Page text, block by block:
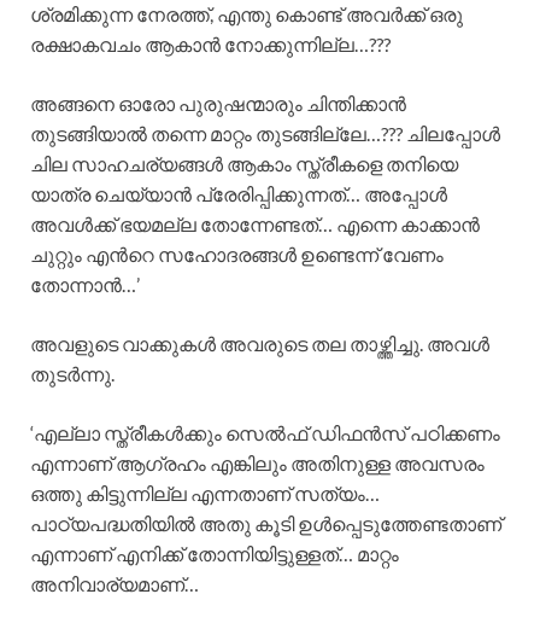
ശ്രമിക്കുന്ന നേരത്ത്, എന്തു കൊണ്ട് അവര്‍ക്ക് ഒരു
രക്ഷാകവചം ആകാന്‍ നോക്കുന്നില്ല…???
അങ്ങനെ ഓരോ പുരുഷന്മാരും ചിന്തിക്കാന്‍
തുടങ്ങിയാല്‍ തന്നെ മാറ്റം തുടങ്ങില്ലേ…??? ചിലപ്പോള്‍
ചില സാഹചര്യങ്ങള്‍ ആകാം സ്ത്രീകളെ തനിയെ
യാത്ര ചെയ്യാന്‍ പ്രേരിപ്പിക്കുന്നത്… അപ്പോള്‍
അവള്‍ക്ക് ഭയമല്ല തോന്നേണ്ടത്… എന്നെ കാക്കാന്‍
ചുറ്റും എന്‍റെ സഹോദരങ്ങള്‍ ഉണ്ടെന്ന് വേണം
തോന്നാന്‍…’
അവളുടെ വാക്കുകള്‍ അവരുടെ തല താഴ്ത്തിച്ചു. അവള്‍
തുടര്‍ന്നു.
‘എല്ലാ സ്ത്രീകള്‍ക്കും സെല്‍ഫ് ഡിഫന്‍സ് പഠിക്കണം
എന്നാണ് ആഗ്രഹം എങ്കിലും അതിനുള്ള അവസരം
ഒത്തു കിട്ടുന്നില്ല എന്നതാണ് സത്യം…
പാഠ്യപദ്ധതിയില്‍ അതു കൂടി ഉള്‍പ്പെടുത്തേണ്ടതാണ്
എന്നാണ് എനിക്ക് തോന്നിയിട്ടുള്ളത്… മാറ്റം
അനിവാര്യമാണ്…